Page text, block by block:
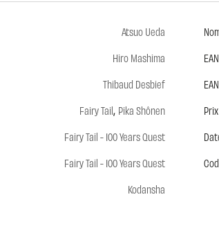
Atsuo Ueda
Hiro Mashima
Thibaud Desbief
Fairy Tail, Pika Shônen
Fairy Tail - 100 Years Quest
Fairy Tail - 100 Years Quest
Kodansha
EAN